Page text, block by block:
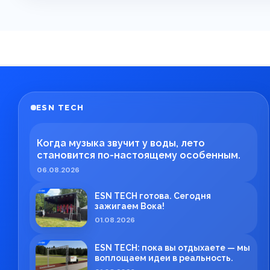
ESN TECH
Когда музыка звучит у воды, лето
становится по-настоящему особенным.
06.08.2026
ESN TECH готова. Сегодня
зажигаем Вока!
01.08.2026
ESN TECH: пока вы отдыхаете — мы
воплощаем идеи в реальность.